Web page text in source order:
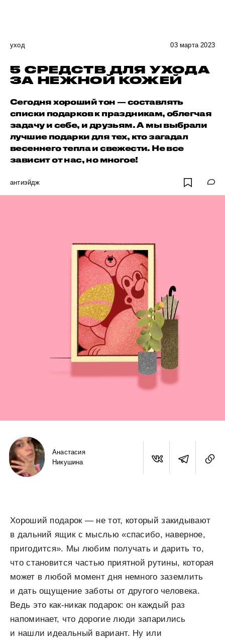
уход 03 марта 2023
5 СРЕДСТВ ДЛЯ УХОДА
ЗА НЕЖНОЙ КОЖЕЙ
Сегодня хороший тон — составлять
списки подарков к праздникам, облегчая
задачу и себе, и друзьям. А мы выбрали
лучшие подарки для тех, кто загадал
весеннего тепла и свежести. Не все
зависит от нас, но многое!
антиэйдж
Анастасия
Никушина
Хороший подарок — не тот, который закидывают
в дальний ящик с мыслью «спасибо, наверное,
пригодится». Мы любим получать и дарить то,
что становится частью приятной рутины, которая
может в любой момент дня немного заземлить
и дать ощущение заботы от другого человека.
Ведь это как-никак подарок: он каждый раз
напоминает, что дорогие люди запарились
и нашли идеальный вариант. Ну или